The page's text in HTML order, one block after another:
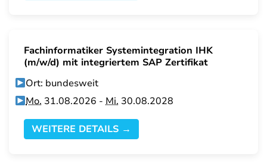
Fachinformatiker Systemintegration IHK
(m/w/d) mit integriertem SAP Zertifikat
Ort: bundesweit
Mo. 31.08.2026 -Mi. 30.08.2028
WEITERE DETAILS →